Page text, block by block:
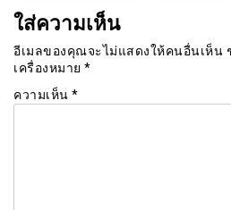
ใส่ความเห็น
อีเมลของคุณจะไม่แสดงให้คนอื่นเห็น
เครื่องหมาย *
ความเห็น *